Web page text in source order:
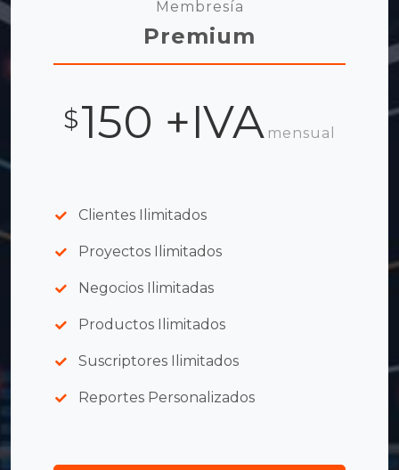
Membresía
Premium
$150 +IVA mensual
Clientes Ilimitados
Proyectos Ilimitados
Negocios Ilimitadas
Productos Ilimitados
Suscriptores Ilimitados
Reportes Personalizados